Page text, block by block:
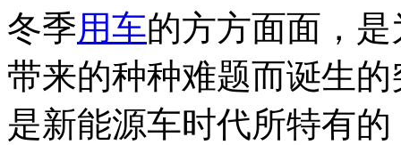
冬季用车的方方面面，
带来的种种难题而诞生
是新能源车时代所特有